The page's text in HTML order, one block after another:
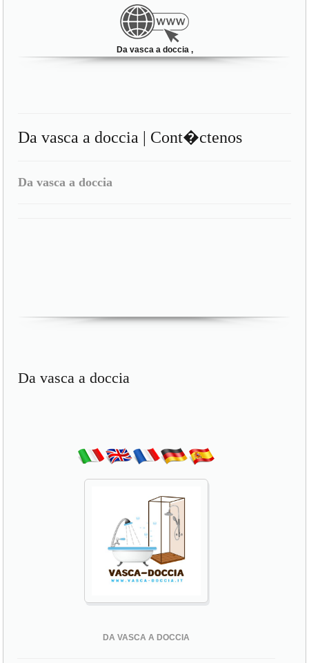
Da vasca a doccia ,
Da vasca a doccia | Cont�ctenos
Da vasca a doccia
Da vasca a doccia
DA VASCA A DOCCIA